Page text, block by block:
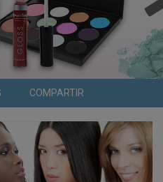
COMPARTIR